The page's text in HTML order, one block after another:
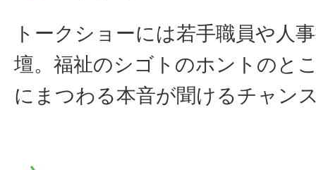
トークショーには若手職員や人
壇。福祉のシゴトのホントのと
にまつわる本音が聞けるチャン